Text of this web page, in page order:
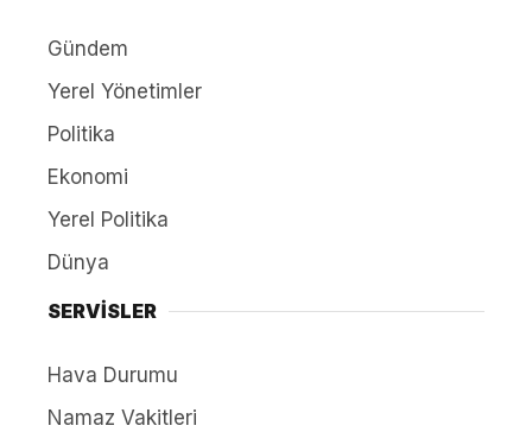
Gündem
Yerel Yönetimler
Politika
Ekonomi
Yerel Politika
Dünya
SERVİSLER
Hava Durumu
Namaz Vakitleri